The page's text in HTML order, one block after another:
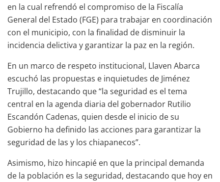
en la cual refrendó el compromiso de la Fiscalía
General del Estado (FGE) para trabajar en coordinación
con el municipio, con la finalidad de disminuir la
incidencia delictiva y garantizar la paz en la región.
En un marco de respeto institucional, Llaven Abarca
escuchó las propuestas e inquietudes de Jiménez
Trujillo, destacando que “la seguridad es el tema
central en la agenda diaria del gobernador Rutilio
Escandón Cadenas, quien desde el inicio de su
Gobierno ha definido las acciones para garantizar la
seguridad de las y los chiapanecos”.
Asimismo, hizo hincapié en que la principal demanda
de la población es la seguridad, destacando que hoy en